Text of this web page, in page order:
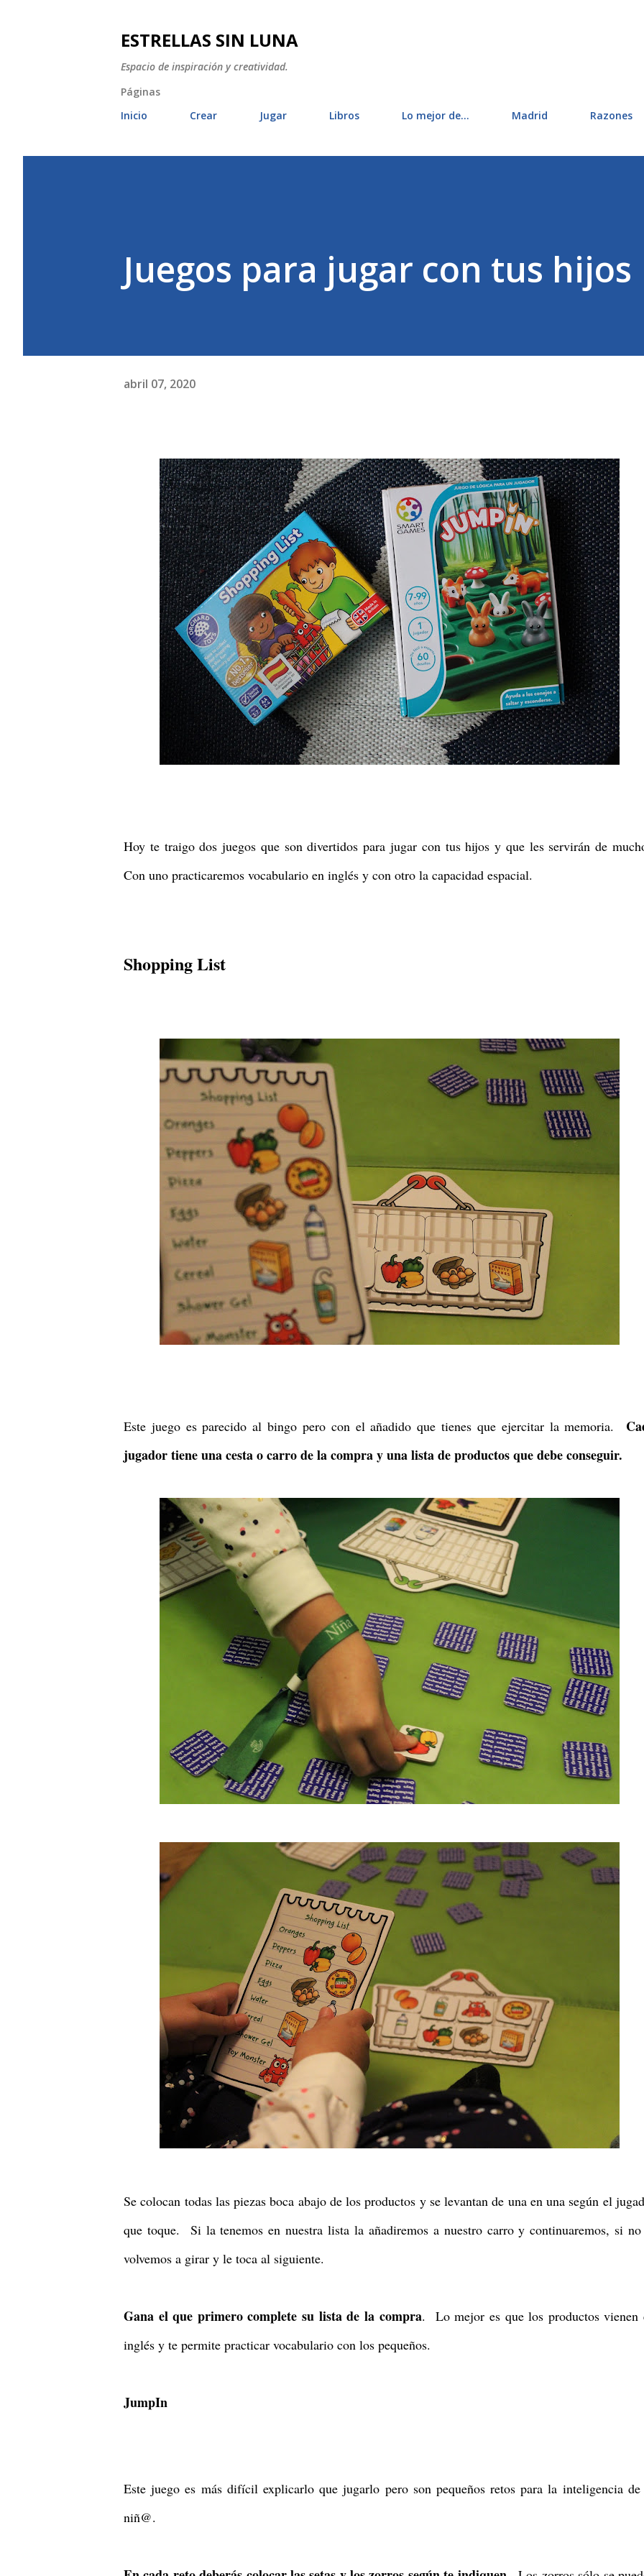
ESTRELLAS SIN LUNA
Espacio de inspiración y creatividad.
Páginas
Inicio
Crear Jugar Libros Lo mejor de... Madrid Razones
Juegos para jugar con tus hijos
abril 07, 2020
Hoy te traigo dos juegos que son divertidos para jugar con tus hijos y que les servirán de
Con uno practicaremos vocabulario en inglés y con otro la capacidad espacial.
Shopping List
Este juego es parecido al bingo pero con el añadido que tienes que ejercitar la memoria.
jugador tiene una cesta o carro de la compra y una lista de productos que debe conseguir.
Se colocan todas las piezas boca abajo de los productos y se levantan de una en una según el
que toque. Si la tenemos en nuestra lista la añadiremos a nuestro carro y continuaremos, si
volvemos a girar y le toca al siguiente.
Gana el que primero complete su lista de la compra. Lo mejor es que los productos vienen
inglés y te permite practicar vocabulario con los pequeños.
JumpIn
Este juego es más difícil explicarlo que jugarlo pero son pequeños retos para la inteligencia
niñ@.